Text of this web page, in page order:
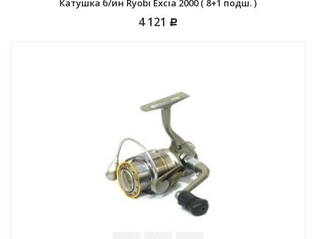
Катушка б/ин Ryobi Excia 2000 ( 8+1 подш. )
4 121 Р